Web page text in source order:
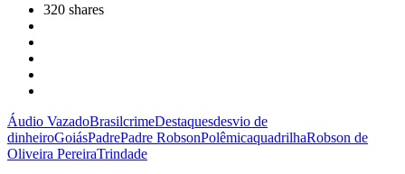
320 shares
Áudio VazadoBrasilcrimeDestaquesdesvio de
dinheiroGoiásPadrePadre RobsonPolêmicaquadrilhaRobson de
Oliveira PereiraTrindade